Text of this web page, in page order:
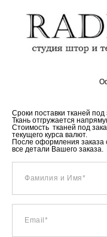
Сроки поставки тканей под
Ткань отгружается
​Стоимость тканей под
текущего курса валют.
После оформления
все детали Вашего заказа.
Фамилия и Имя*
Email*